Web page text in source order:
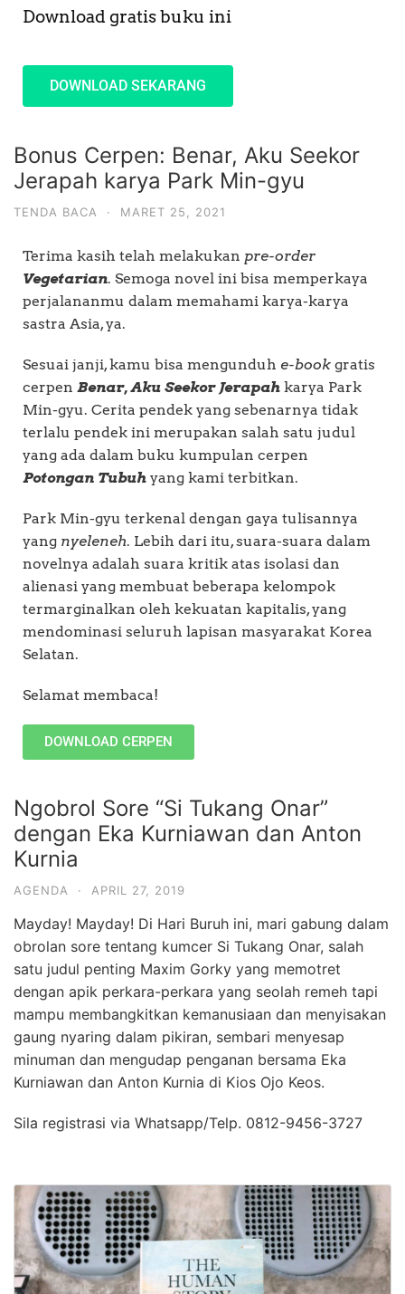
Download gratis buku ini
DOWNLOAD SEKARANG
Bonus Cerpen: Benar, Aku Seekor
Jerapah karya Park Min-gyu
TENDA BACA · MARET 25, 2021
Terima kasih telah melakukan pre-order
Vegetarian. Semoga novel ini bisa memperkaya
perjalananmu dalam memahami karya-karya
sastra Asia, ya.
Sesuai janji, kamu bisa mengunduh e-book gratis
cerpen Benar, Aku Seekor Jerapah karya Park
Min-gyu. Cerita pendek yang sebenarnya tidak
terlalu pendek ini merupakan salah satu judul
yang ada dalam buku kumpulan cerpen
Potongan Tubuh yang kami terbitkan.
Park Min-gyu terkenal dengan gaya tulisannya
yang nyeleneh. Lebih dari itu, suara-suara dalam
novelnya adalah suara kritik atas isolasi dan
alienasi yang membuat beberapa kelompok
termarginalkan oleh kekuatan kapitalis, yang
mendominasi seluruh lapisan masyarakat Korea
Selatan.
Selamat membaca!
DOWNLOAD CERPEN
Ngobrol Sore “Si Tukang Onar”
dengan Eka Kurniawan dan Anton
Kurnia
AGENDA · APRIL 27, 2019
Mayday! Mayday! Di Hari Buruh ini, mari gabung dalam
obrolan sore tentang kumcer Si Tukang Onar, salah
satu judul penting Maxim Gorky yang memotret
dengan apik perkara-perkara yang seolah remeh tapi
mampu membangkitkan kemanusiaan dan menyisakan
gaung nyaring dalam pikiran, sembari menyesap
minuman dan mengudap penganan bersama Eka
Kurniawan dan Anton Kurnia di Kios Ojo Keos.
Sila registrasi via Whatsapp/Telp. 0812-9456-3727